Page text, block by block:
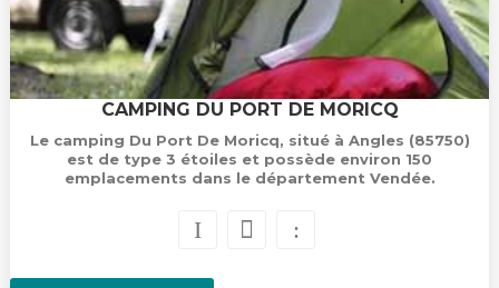
CAMPING DU PORT DE MORICQ
Le camping Du Port De Moricq, situé à Angles (85750)
est de type 3 étoiles et possède environ 150
emplacements dans le département Vendée.